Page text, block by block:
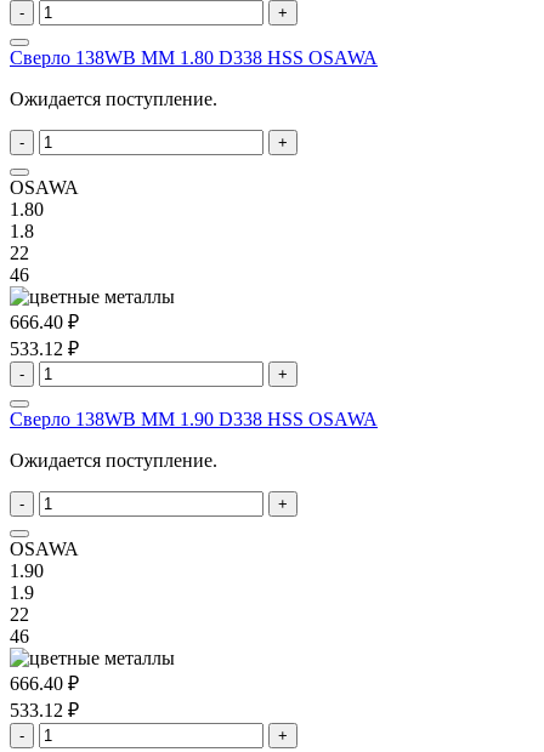
- +
Сверло 138WB MM 1.80 D338 HSS OSAWA
Ожидается поступление.
- +
OSAWA
1.80
1.8
22
46
666.40 ₽
533.12 ₽
- +
Сверло 138WB MM 1.90 D338 HSS OSAWA
Ожидается поступление.
- +
OSAWA
1.90
1.9
22
46
666.40 ₽
533.12 ₽
- +